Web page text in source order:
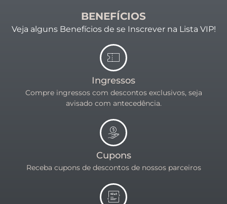
BENEFÍCIOS
Veja alguns Benefícios de se Inscrever na Lista VIP!
Ingressos
Compre ingressos com descontos exclusivos, seja
avisado com antecedência.
Cupons
Receba cupons de descontos de nossos parceiros